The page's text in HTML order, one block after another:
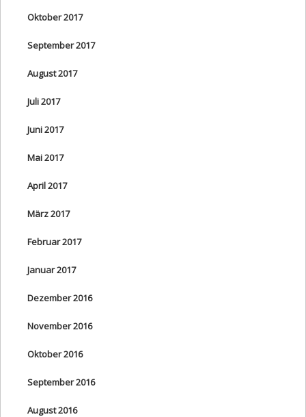
Oktober 2017
September 2017
August 2017
Juli 2017
Juni 2017
Mai 2017
April 2017
März 2017
Februar 2017
Januar 2017
Dezember 2016
November 2016
Oktober 2016
September 2016
August 2016